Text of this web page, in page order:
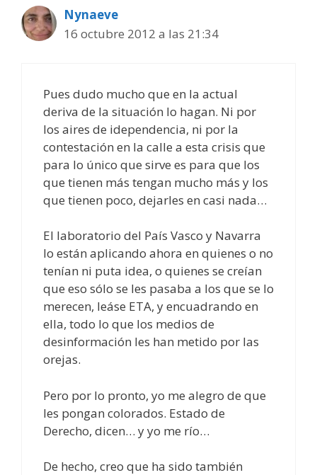
Nynaeve
16 octubre 2012 a las 21:34
Pues dudo mucho que en la actual
deriva de la situación lo hagan. Ni por
los aires de idependencia, ni por la
contestación en la calle a esta crisis que
para lo único que sirve es para que los
que tienen más tengan mucho más y los
que tienen poco, dejarles en casi nada…
El laboratorio del País Vasco y Navarra
lo están aplicando ahora en quienes o no
tenían ni puta idea, o quienes se creían
que eso sólo se les pasaba a los que se lo
merecen, leáse ETA, y encuadrando en
ella, todo lo que los medios de
desinformación les han metido por las
orejas.
Pero por lo pronto, yo me alegro de que
les pongan colorados. Estado de
Derecho, dicen… y yo me río…
De hecho, creo que ha sido también